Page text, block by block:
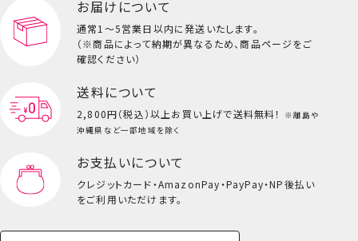
ティッシュポーチ
ビューティーコスメ一覧を見る
キッズ一覧を見る
お届けについて
通常1～5営業日以内に発送いたします。
（※商品によって納期が異なるため、商品ページをご
確認ください）
送料について
2,800円（税込）以上お買い上げで送料無料！
※離島や
沖縄県など一部地域を除く
お支払いについて
クレジットカード・AmazonPay・PayPay・NP後払い
をご利用いただけます。